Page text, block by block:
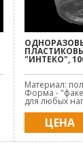
"ИНТЕКО",
Материал:
Форма -
для любых
ЦЕНА